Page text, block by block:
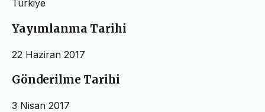
Türkiye
Yayımlanma Tarihi
22 Haziran 2017
Gönderilme Tarihi
3 Nisan 2017